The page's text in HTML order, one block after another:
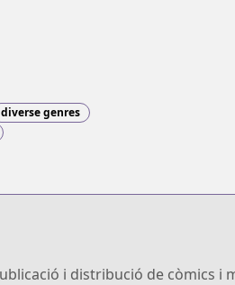
diverse genres
i distribució de còmics